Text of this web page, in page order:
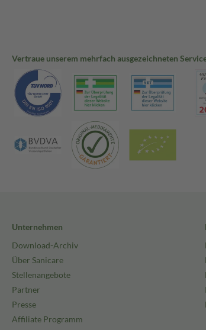
Vertraue unserem mehrfach ausgezeichneten
Unternehmen
Download-Archiv
Über Sanicare
Stellenangebote
Partner
Presse
Affiliate Programm